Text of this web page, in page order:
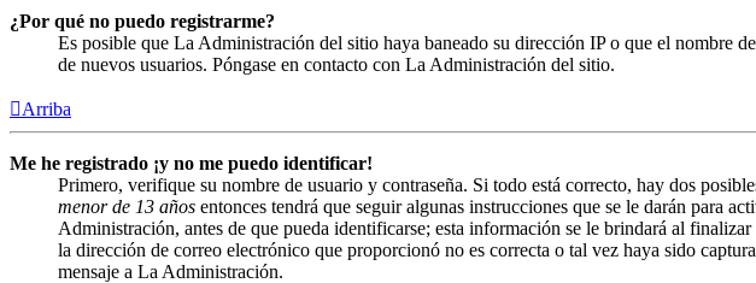
¿Por qué no puedo registrarme?
Es posible que La Administración del sitio haya baneado su dirección IP o que el nombre
de nuevos usuarios. Póngase en contacto con La Administración del sitio.
Arriba
Me he registrado ¡y no me puedo identificar!
Primero, verifique su nombre de usuario y contraseña. Si todo está correcto, hay dos
menor de 13 años entonces tendrá que seguir algunas instrucciones que se le darán para
Administración, antes de que pueda identificarse; esta información se le brindará al
la dirección de correo electrónico que proporcionó no es correcta o tal vez haya sido
mensaje a La Administración.